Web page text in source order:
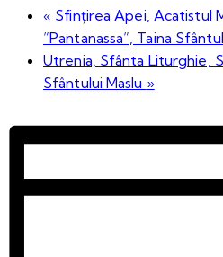
« Sfințirea Apei, Acatistul
”Pantanassa”, Taina
Utrenia, Sfânta Liturghie,
Sfântului Maslu »